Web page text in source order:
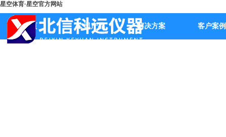
星空体育·星空官方网站
首页 公司产品 解决方案 客户案例